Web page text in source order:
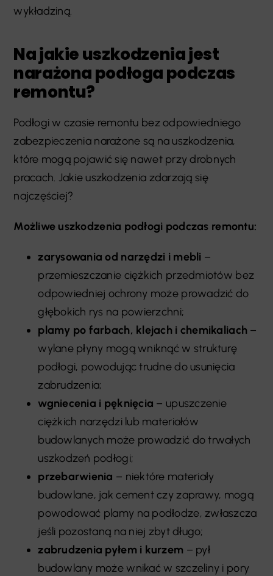
wykładziną.
Na jakie uszkodzenia jest
narażona podłoga podczas
remontu?
Podłogi w czasie remontu bez odpowiedniego
zabezpieczenia narażone są na uszkodzenia,
które mogą pojawić się nawet przy drobnych
pracach. Jakie uszkodzenia zdarzają się
najczęściej?
Możliwe uszkodzenia podłogi podczas remontu:
zarysowania od narzędzi i mebli –
przemieszczanie ciężkich przedmiotów bez
odpowiedniej ochrony może prowadzić do
głębokich rys na powierzchni;
plamy po farbach, klejach i chemikaliach –
wylane płyny mogą wniknąć w strukturę
podłogi, powodując trudne do usunięcia
zabrudzenia;
wgniecenia i pęknięcia – upuszczenie
ciężkich narzędzi lub materiałów
budowlanych może prowadzić do trwałych
uszkodzeń podłogi;
przebarwienia – niektóre materiały
budowlane, jak cement czy zaprawy, mogą
powodować plamy na podłodze, zwłaszcza
jeśli pozostaną na niej zbyt długo;
zabrudzenia pyłem i kurzem – pył
budowlany może wnikać w szczeliny i pory